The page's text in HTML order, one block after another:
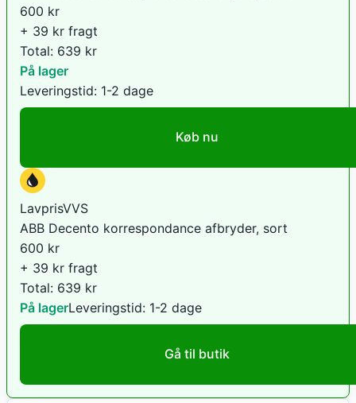
600 kr
+ 39 kr fragt
Total: 639 kr
På lager
Leveringstid: 1-2 dage
Køb nu
LavprisVVS
ABB Decento korrespondance afbryder, sort
600 kr
+ 39 kr fragt
Total: 639 kr
På lagerLeveringstid: 1-2 dage
Gå til butik